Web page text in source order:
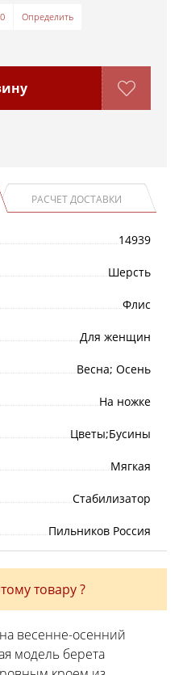
Определить
РАСЧЕТ ДОСТАВКИ
14939
Шерсть
Флис
Для женщин
Весна; Осень
На ножке
Цветы;Бусины
Мягкая
Стабилизатор
Пильников Россия
товару ?
весенне-осенний
модель берета